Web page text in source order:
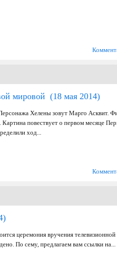
мировой (18 мая 2014)
Хелены зовут Марго Асквит.
повествует о первом месяце
ход...
церемония вручения телевизионной
По сему, предлагаем вам ссылки на...